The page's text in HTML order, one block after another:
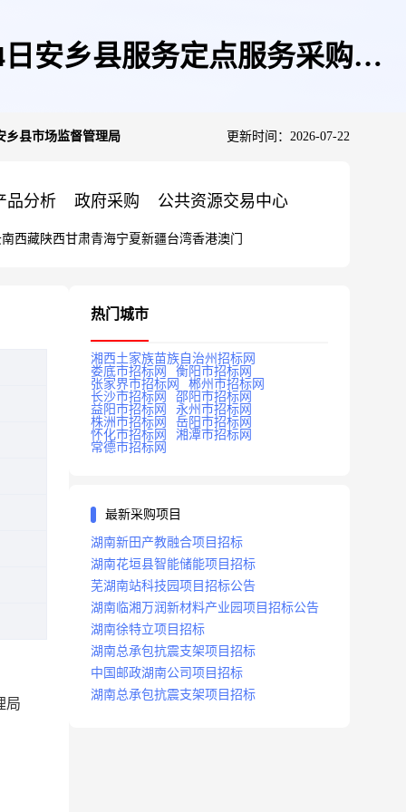
安乡县服务定点服务采购人:
乡县市场监督管理局 更新时间：2026-07-22
品分析 政府采购 公共资源交易中心
西藏陕西甘肃青海宁夏新疆台湾香港澳门
局
热门城市
湘西土家族苗族自治州招标网
娄底市招标网
衡阳市招标网
张家界市招标网
郴州市招标网
长沙市招标网
邵阳市招标网
益阳市招标网
永州市招标网
株洲市招标网
岳阳市招标网
怀化市招标网
湘潭市招标网
常德市招标网
最新采购项目
湖南新田产教融合项目招标
湖南花垣县智能储能项目招标
芜湖南站科技园项目招标公告
湖南临湘万润新材料产业园项目招标公告
湖南徐特立项目招标
湖南总承包抗震支架项目招标
中国邮政湖南公司项目招标
湖南总承包抗震支架项目招标